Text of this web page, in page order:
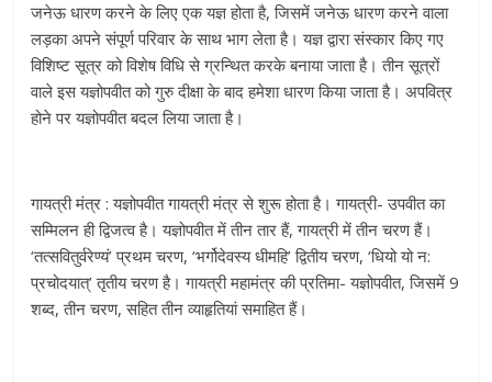
जनेऊ धारण करने के लिए एक यज्ञ होता है, जिसमें जनेऊ धारण करने वाला
लड़का अपने संपूर्ण परिवार के साथ भाग लेता है। यज्ञ द्वारा संस्कार किए गए
विशिष्ट सूत्र को विशेष विधि से ग्रन्थित करके बनाया जाता है। तीन सूत्रों
वाले इस यज्ञोपवीत को गुरु दीक्षा के बाद हमेशा धारण किया जाता है। अपवित्र
होने पर यज्ञोपवीत बदल लिया जाता है।
गायत्री मंत्र : यज्ञोपवीत गायत्री मंत्र से शुरू होता है। गायत्री- उपवीत का
सम्मिलन ही द्विजत्व है। यज्ञोपवीत में तीन तार हैं, गायत्री में तीन चरण हैं।
‘तत्सवितुर्वरेण्यं’ प्रथम चरण, ‘भर्गोदेवस्य धीमहि’ द्वितीय चरण, ‘धियो यो न:
प्रचोदयात्’ तृतीय चरण है। गायत्री महामंत्र की प्रतिमा- यज्ञोपवीत, जिसमें 9
शब्द, तीन चरण, सहित तीन व्याहृतियां समाहित हैं।